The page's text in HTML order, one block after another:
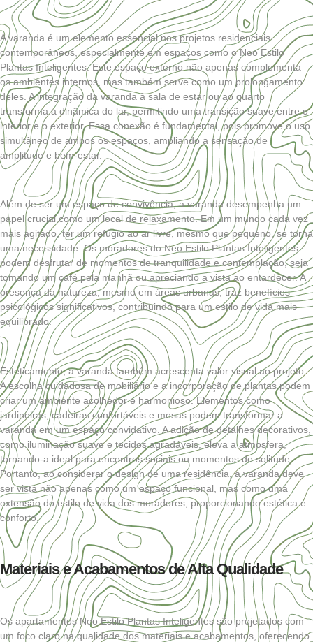
A varanda é um elemento essencial nos projetos residenciais
contemporâneos, especialmente em espaços como o Neo Estilo
Plantas Inteligentes. Este espaço externo não apenas complementa
os ambientes internos, mas também serve como um prolongamento
deles. A integração da varanda à sala de estar ou ao quarto
transforma a dinâmica do lar, permitindo uma transição suave entre o
interior e o exterior. Essa conexão é fundamental, pois promove o uso
simultâneo de ambos os espaços, ampliando a sensação de
amplitude e bem-estar.
Além de ser um espaço de convivência, a varanda desempenha um
papel crucial como um local de relaxamento. Em um mundo cada vez
mais agitado, ter um refúgio ao ar livre, mesmo que pequeno, se torna
uma necessidade. Os moradores do Neo Estilo Plantas Inteligentes
podem desfrutar de momentos de tranquilidade e contemplação, seja
tomando um café pela manhã ou apreciando a vista ao entardecer. A
presença da natureza, mesmo em áreas urbanas, traz benefícios
psicológicos significativos, contribuindo para um estilo de vida mais
equilibrado.
Esteticamente, a varanda também acrescenta valor visual ao projeto.
A escolha cuidadosa de mobiliário e a incorporação de plantas podem
criar um ambiente acolhedor e harmonioso. Elementos como
jardineiras, cadeiras confortáveis e mesas podem transformar a
varanda em um espaço convidativo. A adição de detalhes decorativos,
como iluminação suave e tecidos agradáveis, eleva a atmosfera,
tornando-a ideal para encontros sociais ou momentos de solitude.
Portanto, ao considerar o design de uma residência, a varanda deve
ser vista não apenas como um espaço funcional, mas como uma
extensão do estilo de vida dos moradores, proporcionando estética e
conforto.
Materiais e Acabamentos de Alta Qualidade
Os apartamentos Neo Estilo Plantas Inteligentes são projetados com
um foco claro na qualidade dos materiais e acabamentos, oferecendo